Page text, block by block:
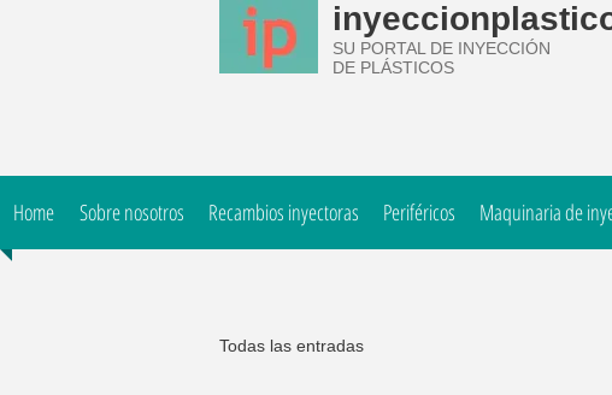
SU PORTAL DE INYECCIÓN
DE PLÁSTICOS
Home Sobre nosotros Recambios inyectoras Periféricos Maquinaria de
Todas las entradas